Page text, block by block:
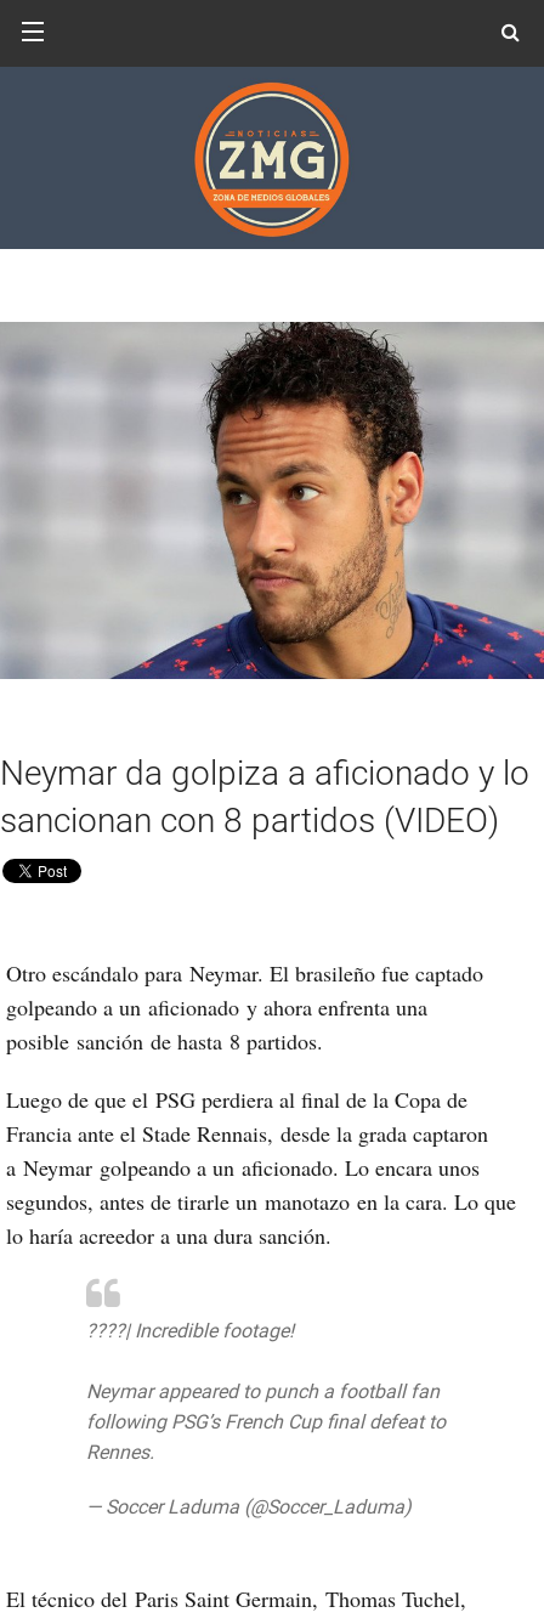
Neymar da golpiza a aficionado y lo
sancionan con 8 partidos (VIDEO)
Otro escándalo para Neymar. El brasileño fue captado
golpeando a un aficionado y ahora enfrenta una
posible sanción de hasta 8 partidos.
Luego de que el PSG perdiera al final de la Copa de
Francia ante el Stade Rennais, desde la grada captaron
a Neymar golpeando a un aficionado. Lo encara unos
segundos, antes de tirarle un manotazo en la cara. Lo que
lo haría acreedor a una dura sanción.
????| Incredible footage!
Neymar appeared to punch a football fan
following PSG’s French Cup final defeat to
Rennes.
— Soccer Laduma (@Soccer_Laduma)
El técnico del Paris Saint Germain, Thomas Tuchel,